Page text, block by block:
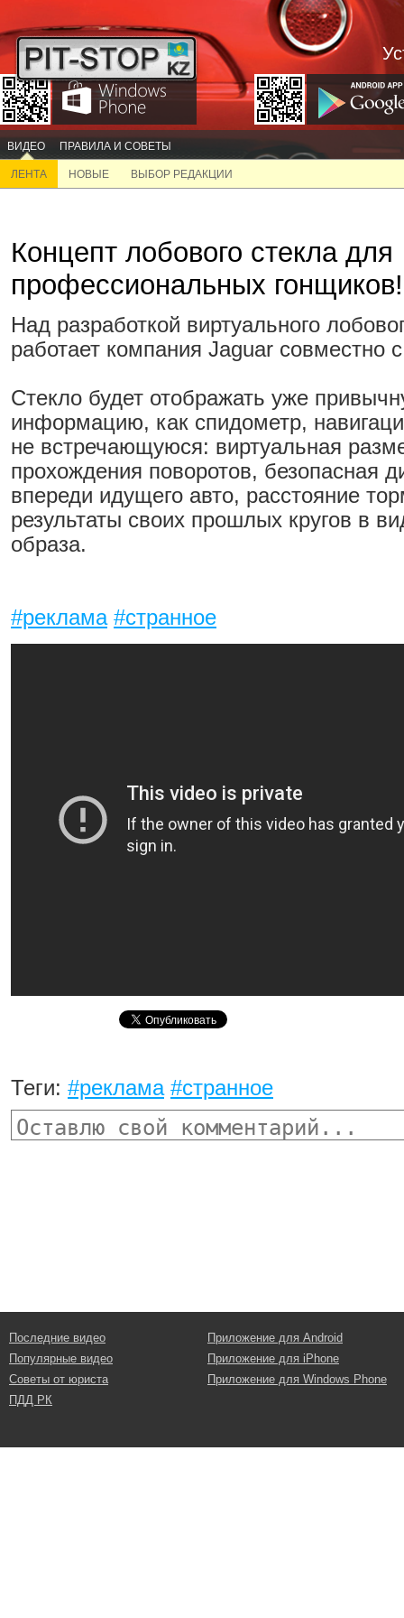
ВИДЕО ПРАВИЛА И СОВЕТЫ
ЛЕНТА НОВЫЕ ВЫБОР РЕДАКЦИИ
Концепт лобового стекла для
профессиональных гонщиков!
Над разработкой виртуального
работает компания Jaguar совместно
Стекло будет отображать уже
информацию, как спидометр,
не встречающуюся: виртуальная
прохождения поворотов, безопасная
впереди идущего авто, расстояние
результаты своих прошлых кругов в
образа.
#реклама #странное
Теги: #реклама #странное
Последние видео
Популярные видео
Советы от юриста
ПДД РК
Приложение для Android
Приложение для iPhone
Приложение для Windows Phone